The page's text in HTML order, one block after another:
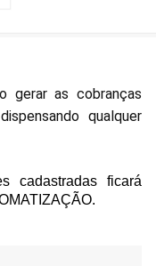
gerar as cobranças
qualquer
cadastradas ficará